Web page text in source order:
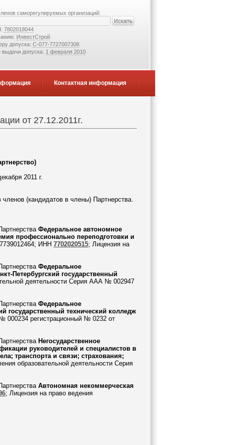
саморегулируемых организаций:
7802018044
ИнвестСтрой
допуска: С-077-7727007308
выдачи допуска: 1 февраля 2010
Контактная информация
от 27.12.2011г.
г.
членов (кандидатов в члены) Партнерства.
Федеральное автономное
профессионально переподготовки и
ИНН 7702020515; Лицензия на
Федеральное
Петербургский государственный
деятельности Серия ААА № 002947
Федеральное
государственный технический колледж
000234 регистрационный № 0232 от
Негосударственное
руководителей и специалистов в
транспорта и связи; страхования;
образовательной деятельности Серия
Автономная некоммерческая
; Лицензия на право ведения